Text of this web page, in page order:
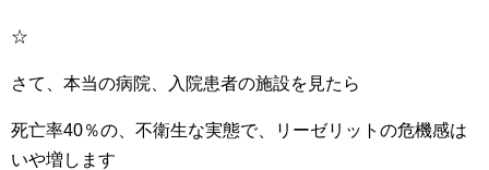
☆
さて、本当の病院、入院患者の施設を見たら
死亡率40％の、不衛生な実態で、リーゼリットの危機感は
いや増します